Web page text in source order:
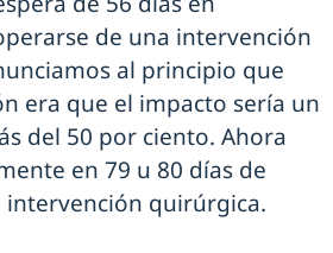
de una intervención
al principio que
era que el impacto sería un
del 50 por ciento. Ahora
en 79 u 80 días de
quirúrgica.